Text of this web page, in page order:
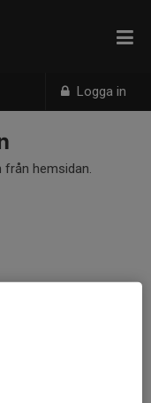
Logga in
hemsidan.